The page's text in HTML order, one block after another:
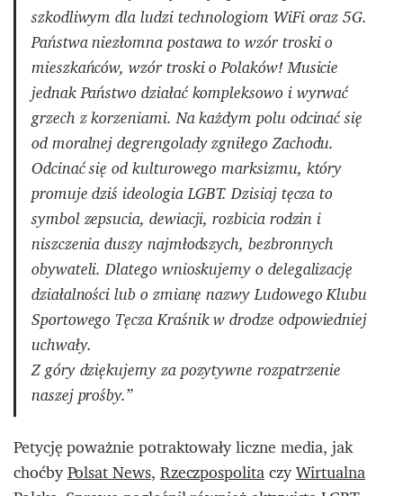
szkodliwym dla ludzi technologiom WiFi oraz 5G.
Państwa niezłomna postawa to wzór troski o
mieszkańców, wzór troski o Polaków! Musicie
jednak Państwo działać kompleksowo i wyrwać
grzech z korzeniami. Na każdym polu odcinać się
od moralnej degrengolady zgniłego Zachodu.
Odcinać się od kulturowego marksizmu, który
promuje dziś ideologia LGBT. Dzisiaj tęcza to
symbol zepsucia, dewiacji, rozbicia rodzin i
niszczenia duszy najmłodszych, bezbronnych
obywateli. Dlatego wnioskujemy o delegalizację
działalności lub o zmianę nazwy Ludowego Klubu
Sportowego Tęcza Kraśnik w drodze odpowiedniej
uchwały.
Z góry dziękujemy za pozytywne rozpatrzenie
naszej prośby.”
Petycję poważnie potraktowały liczne media, jak
choćbyPolsat News,RzeczpospolitaczyWirtualna